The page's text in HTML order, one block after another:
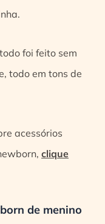
foi feito sem
todo em tons de
acessórios
clique
de menino